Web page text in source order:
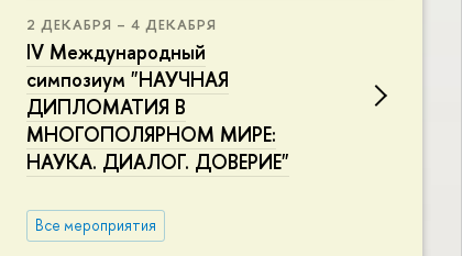
2 ДЕКАБРЯ – 4 ДЕКАБРЯ
IV Международный
симпозиум "НАУЧНАЯ
ДИПЛОМАТИЯ В
МНОГОПОЛЯРНОМ МИРЕ:
НАУКА. ДИАЛОГ. ДОВЕРИЕ"
Все мероприятия